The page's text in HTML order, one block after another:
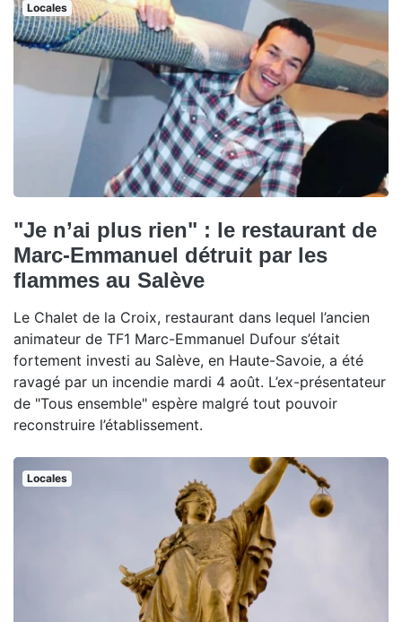
Locales
"Je n’ai plus rien" : le restaurant de
Marc-Emmanuel détruit par les
flammes au Salève
Le Chalet de la Croix, restaurant dans lequel l’ancien
animateur de TF1 Marc-Emmanuel Dufour s’était
fortement investi au Salève, en Haute-Savoie, a été
ravagé par un incendie mardi 4 août. L’ex-présentateur
de "Tous ensemble" espère malgré tout pouvoir
reconstruire l’établissement.
Locales